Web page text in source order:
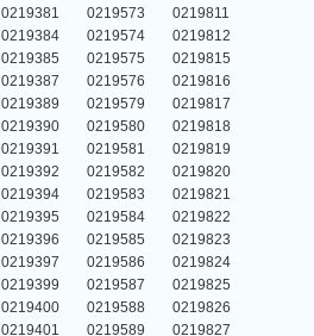
0219381 0219573
0219811
0219384 0219574
0219812
0219385 0219575
0219815
0219387 0219576
0219816
0219389 0219579
0219817
0219390 0219580
0219818
0219391 0219581
0219819
0219392 0219582
0219820
0219394 0219583
0219821
0219395 0219584
0219822
0219396 0219585
0219823
0219397 0219586
0219824
0219399 0219587
0219825
0219400 0219588
0219826
0219401 0219589
0219827